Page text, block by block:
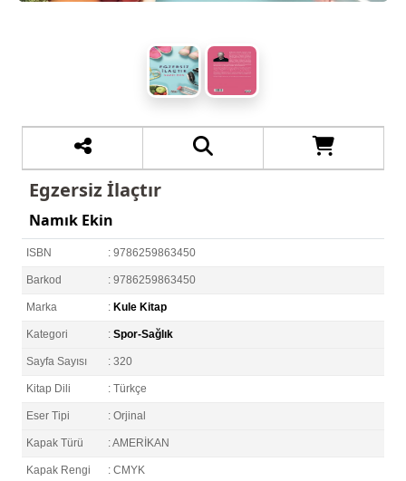
Egzersiz İlaçtır
Namık Ekin
ISBN : 9786259863450
Barkod : 9786259863450
Marka : Kule Kitap
Kategori : Spor-Sağlık
Sayfa Sayısı : 320
Kitap Dili : Türkçe
Eser Tipi : Orjinal
Kapak Türü : AMERİKAN
Kapak Rengi : CMYK